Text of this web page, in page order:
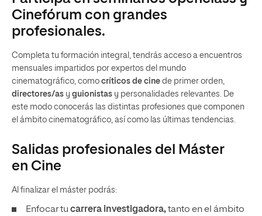
Cinefórum con grandes
profesionales.
Completa tu formación integral, tendrás acceso a encuentros
mensuales impartidos por expertos del mundo
cinematográfico, como críticos de cine de primer orden,
directores/as y guionistas y personalidades relevantes. De
este modo conocerás las distintas profesiones que componen
el ámbito cinematográfico, así como las últimas tendencias.
Salidas profesionales del Máster
en Cine
Al finalizar el máster podrás:
Enfocar tu carrera investigadora,tanto en el ámbito